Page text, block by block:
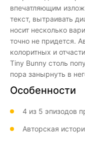
впечатляющим
текст, вытраивать
носит несколько
точно не придется.
колоритных и
Tiny Bunny столь
пора занырнуть в
Особенности
4 из 5 эпизодов
Авторская